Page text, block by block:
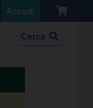
Accedi
Cerca